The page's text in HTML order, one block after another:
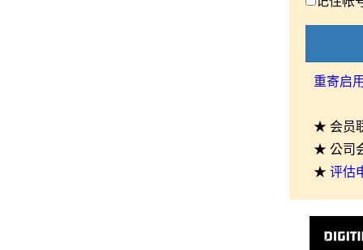
重寄启
★ 会员
★ 公司
★ 评估